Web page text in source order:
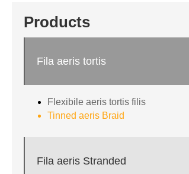
Products
Fila aeris tortis
Flexibile aeris tortis filis
Tinned aeris Braid
Fila aeris Stranded